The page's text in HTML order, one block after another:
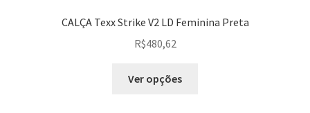
CALÇA Texx Strike V2 LD Feminina Preta
R$480,62
Ver opções